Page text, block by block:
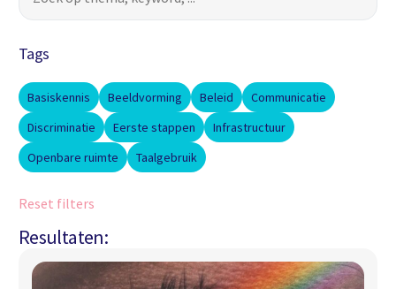
Tags
Basiskennis Beeldvorming Beleid
Communicatie
Discriminatie
Eerste stappen
Infrastructuur
Openbare ruimte
Taalgebruik
Reset filters
Resultaten: